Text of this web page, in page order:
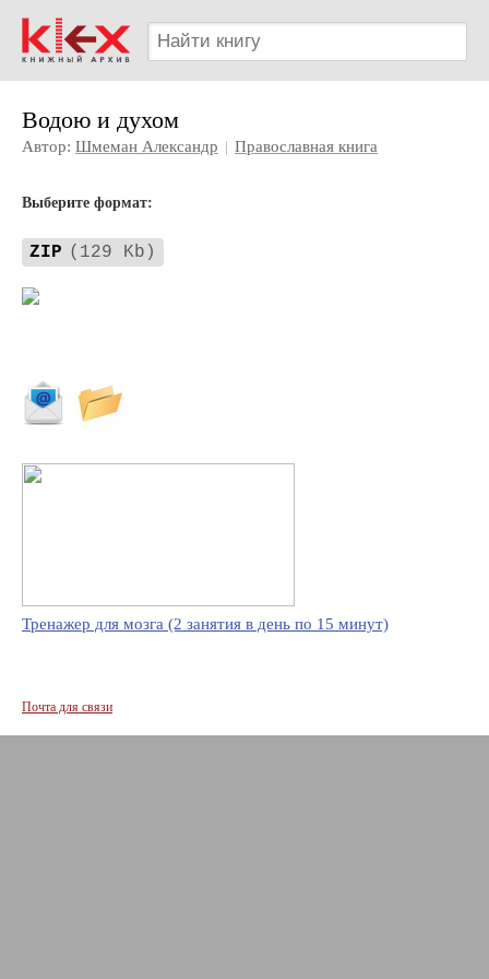
Водою и духом
Автор: Шмеман Александр | Православная книга
Выберите формат:
ZIP (129 Kb)
Тренажер для мозга (2 занятия в день по 15 минут)
Почта для связи